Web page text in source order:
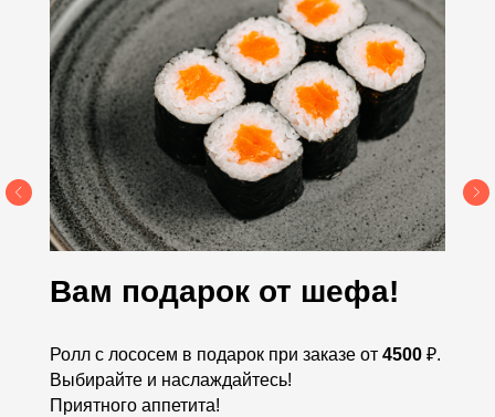
Вам подарок от шефа!
Ролл с лососем в подарок при заказе от 4500 ₽.
Выбирайте и наслаждайтесь!
Приятного аппетита!